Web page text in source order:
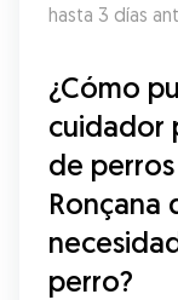
hasta 3 días
¿Cómo
cuidador
de
Ronçana
perro?